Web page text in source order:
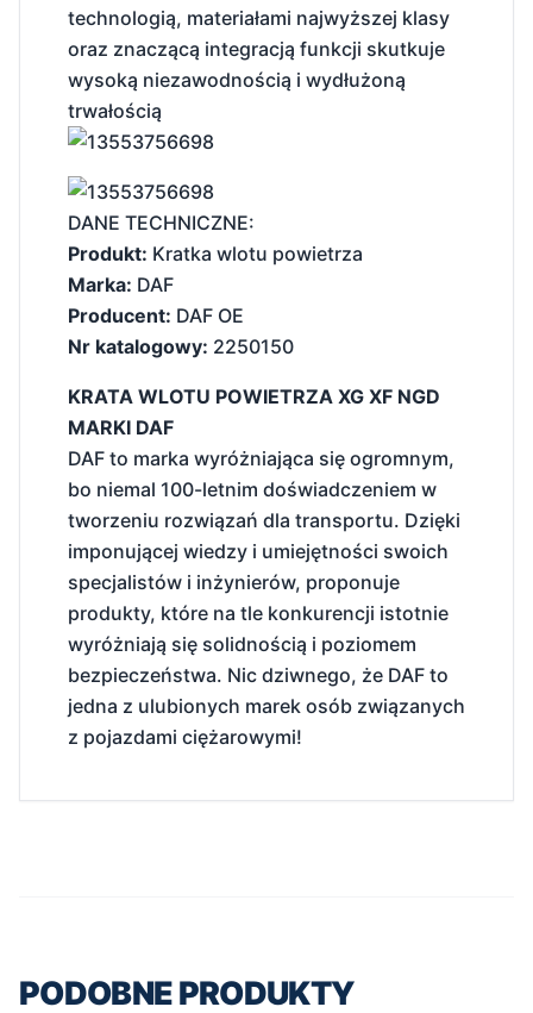
technologią, materiałami najwyższej klasy
oraz znaczącą integracją funkcji skutkuje
wysoką niezawodnością i wydłużoną
trwałością
DANE TECHNICZNE:
Produkt: Kratka wlotu powietrza
Marka: DAF
Producent: DAF OE
Nr katalogowy: 2250150
KRATA WLOTU POWIETRZA XG XF NGD
MARKI DAF
DAF to marka wyróżniająca się ogromnym,
bo niemal 100-letnim doświadczeniem w
tworzeniu rozwiązań dla transportu. Dzięki
imponującej wiedzy i umiejętności swoich
specjalistów i inżynierów, proponuje
produkty, które na tle konkurencji istotnie
wyróżniają się solidnością i poziomem
bezpieczeństwa. Nic dziwnego, że DAF to
jedna z ulubionych marek osób związanych
z pojazdami ciężarowymi!
PODOBNE PRODUKTY